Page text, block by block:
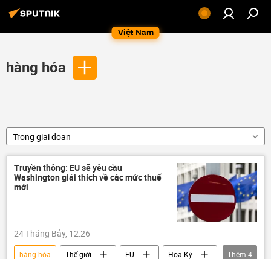
Việt Nam
hàng hóa
Trong giai đoạn
Truyền thông: EU sẽ yêu cầu
Washington giải thích về các mức thuế
mới
24 Tháng Bảy, 12:26
hàng hóa Thế giới EU
Hoa Kỳ
Thêm 4